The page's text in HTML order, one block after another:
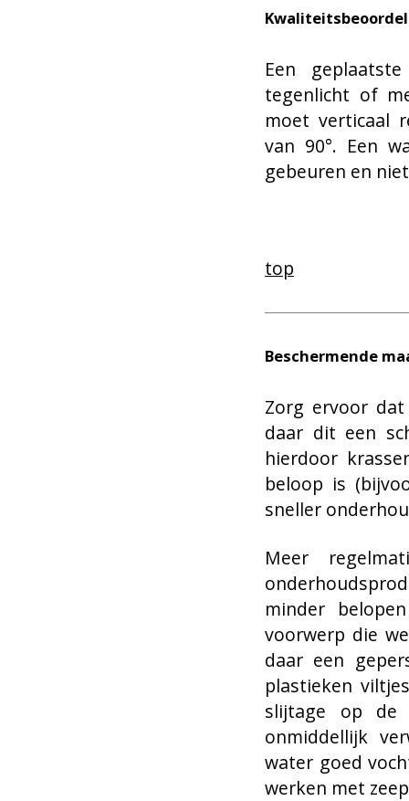
Een
tegenlicht of
moet verticaal
van 90°. Een
gebeuren en
top
Beschermende
Zorg ervoor
daar dit een
hierdoor
beloop is
sneller
Meer
minder
voorwerp die
daar een
plastieken
slijtage op de
onmiddellijk
water goed
werken met